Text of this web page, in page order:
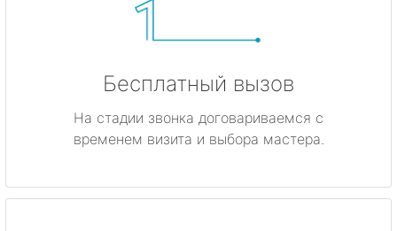
Бесплатный вызов
На стадии звонка договариваемся с
временем визита и выбора мастера.